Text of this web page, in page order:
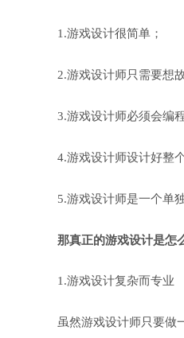
1.游戏设计很简单；
2.游戏设计师只需要想
3.游戏设计师必须会编
4.游戏设计师设计好整
5.游戏设计师是一个单
那真正的游戏设计是怎
1.游戏设计复杂而专业
虽然游戏设计师只要做